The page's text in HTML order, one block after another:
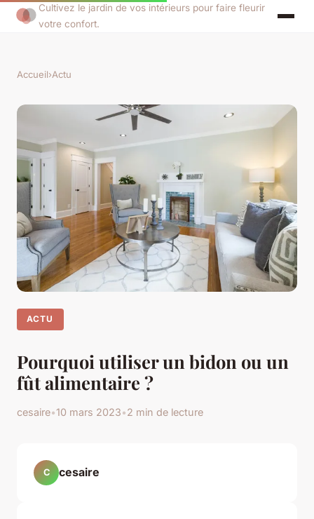
Cultivez le jardin de vos intérieurs pour faire fleurir
votre confort.
Accueil›Actu
ACTU
Pourquoi utiliser un bidon ou un
fût alimentaire ?
cesaire•10 mars 2023•2 min de lecture
C cesaire